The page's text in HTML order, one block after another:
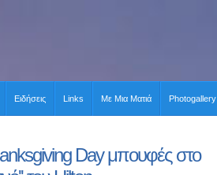
Ειδήσεις Links Με Μια Ματιά Photogallery
Day μπουφές στο